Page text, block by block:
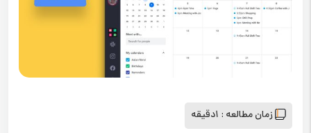
زمان مطالعه : 1دقیقه